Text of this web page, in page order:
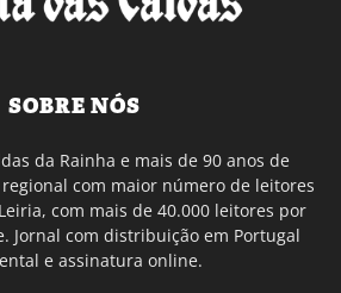
SOBRE NÓS
da Rainha e mais de 90 anos de
com maior número de leitores
com mais de 40.000 leitores por
Jornal com distribuição em Portugal
e assinatura online.